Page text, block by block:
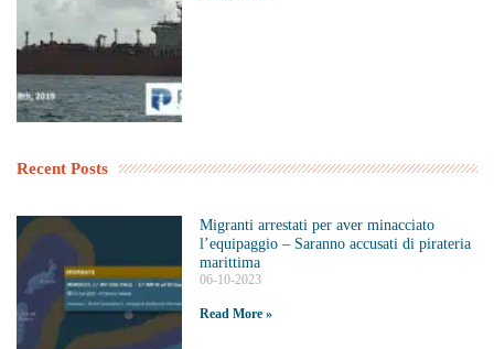
Recent Posts
Migranti arrestati per aver minacciato
l’equipaggio – Saranno accusati di pirateria
marittima
06-10-2023
Read More »